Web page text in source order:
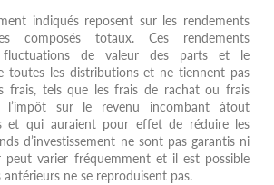
indiqués reposent sur les rendements
composés totaux. Ces rendements
fluctuations de valeur des parts et le
toutes les distributions et ne tiennent pas
frais, tels que les frais de rachat ou frais
sur le revenu incombant àtout
et qui auraient pour effet de réduire les
d’investissement ne sont pas garantis ni
peut varier fréquemment et il est possible
ne se reproduisent pas.